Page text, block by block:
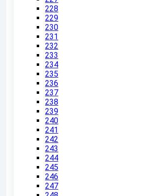
228
229
230
231
232
233
234
235
236
237
238
239
240
241
242
243
244
245
246
247